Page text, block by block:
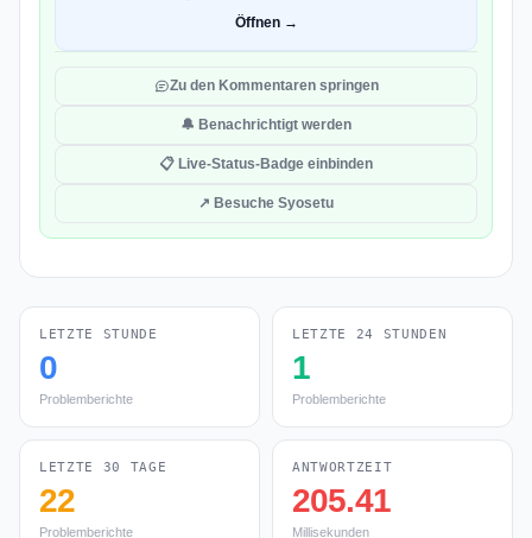
Öffnen →
Zu den Kommentaren springen
🔔 Benachrichtigt werden
📋 Live-Status-Badge einbinden
↗ Besuche Syosetu
LETZTE STUNDE
0
Problemberichte
LETZTE 24 STUNDEN
1
Problemberichte
LETZTE 30 TAGE
22
Problemberichte
ANTWORTZEIT
205.41
Millisekunden